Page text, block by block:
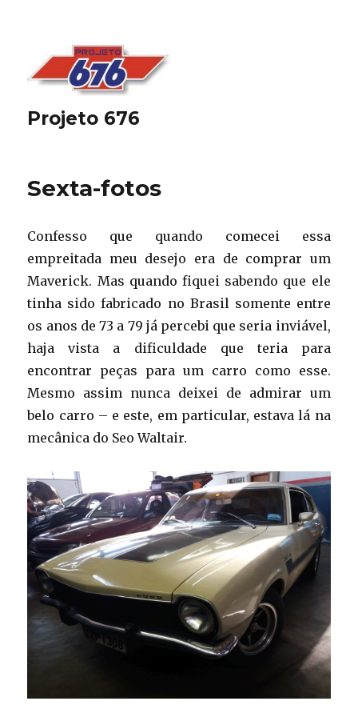
Projeto 676
Sexta-fotos
Confesso que quando comecei essa
empreitada meu desejo era de comprar um
Maverick. Mas quando fiquei sabendo que ele
tinha sido fabricado no Brasil somente entre
os anos de 73 a 79 já percebi que seria inviável,
haja vista a dificuldade que teria para
encontrar peças para um carro como esse.
Mesmo assim nunca deixei de admirar um
belo carro – e este, em particular, estava lá na
mecânica do Seo Waltair.